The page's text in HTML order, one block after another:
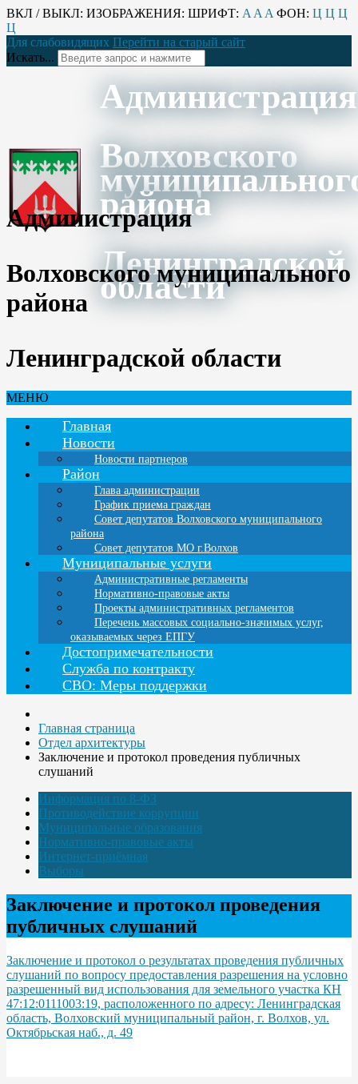
ВКЛ / ВЫКЛ: ИЗОБРАЖЕНИЯ: ШРИФТ: A A A ФОН: Ц Ц Ц
Ц
Для слабовидящих Перейти на старый сайт
Искать...
Администрация
Волховского
района
Ленинградской
области
Администрация
Волховского муниципального
района
Ленинградской области
МЕНЮ
Главная
Новости
Новости партнеров
Район
Глава администрации
График приема граждан
Совет депутатов Волховского муниципального
района
Совет депутатов МО г.Волхов
Муниципальные услуги
Административные регламенты
Нормативно-правовые акты
Проекты административных регламентов
Перечень массовых социально-значимых услуг,
оказываемых через ЕПГУ
Достопримечательности
Служба по контракту
СВО: Меры поддержки
Главная страница
Отдел архитектуры
Заключение и протокол проведения публичных
слушаний
Информация по 8-ФЗ
Противодействие коррупции
Муниципальные образования
Нормативно-правовые акты
Интернет-приёмная
Выборы
Заключение и протокол проведения
публичных слушаний
Заключение и протокол о результатах проведения публичных
слушаний по вопросу предоставления разрешения на условно
разрешенный вид использования для земельного участка КН
47:12:0111003:19, расположенного по адресу: Ленинградская
область, Волховский муниципальный район, г. Волхов, ул.
Октябрьская наб., д. 49